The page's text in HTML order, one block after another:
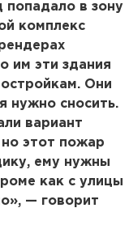
попадало в зону
комплекс
им эти здания
Они
нужно сносить.
вариант
этот пожар
ему нужны
как с улицы
— говорит